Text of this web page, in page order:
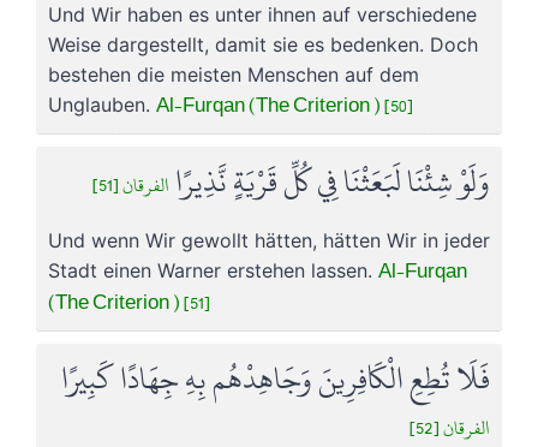
Und Wir haben es unter ihnen auf verschiedene
Weise dargestellt, damit sie es bedenken. Doch
bestehen die meisten Menschen auf dem
Unglauben. Al-Furqan (The Criterion ) [50]
وَلَوْ شِئْنَا لَبَعَثْنَا فِي كُلِّ قَرْيَةٍ نَّذِيرًا الفرقان [51]
Und wenn Wir gewollt hätten, hätten Wir in jeder
Stadt einen Warner erstehen lassen. Al-Furqan
(The Criterion ) [51]
فَلَا تُطِعِ الْكَافِرِينَ وَجَاهِدْهُم بِهِ جِهَادًا كَبِيرًا
الفرقان [52]